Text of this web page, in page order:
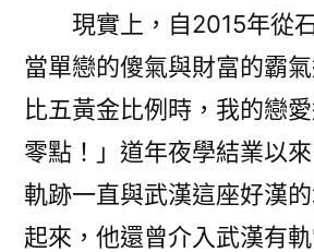
現實上，自2015年從
當單戀的傻氣與財富的霸
比五黃金比例時，我的戀
零點！」道年夜學結業以
軌跡一直與武漢這座好漢
起來，他還曾介入武漢有